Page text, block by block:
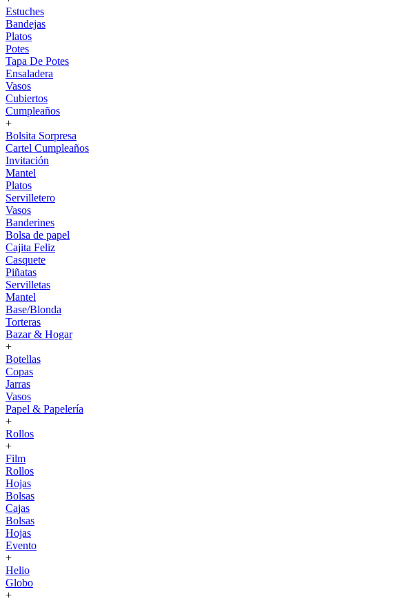
Estuches
Bandejas
Platos
Potes
Tapa De Potes
Ensaladera
Vasos
Cubiertos
Cumpleaños
+
Bolsita Sorpresa
Cartel Cumpleaños
Invitación
Mantel
Platos
Servilletero
Vasos
Banderines
Bolsa de papel
Cajita Feliz
Casquete
Piñatas
Servilletas
Mantel
Base/Blonda
Torteras
Bazar & Hogar
+
Botellas
Copas
Jarras
Vasos
Papel & Papelería
+
Rollos
+
Film
Rollos
Hojas
Bolsas
Cajas
Bolsas
Hojas
Evento
+
Helio
Globo
+